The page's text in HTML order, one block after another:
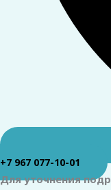
+7 967 077-10-01
Для уточнения